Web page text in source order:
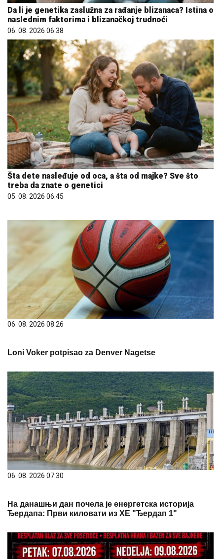
Da li je genetika zaslužna za rađanje blizanaca? Istina o
naslednim faktorima i blizanačkoj trudnoći
06. 08. 2026 06:38
Šta dete nasleđuje od oca, a šta od majke? Sve što
treba da znate o genetici
05. 08. 2026 06:45
06. 08. 2026 08:26
Loni Voker potpisao za Denver Nagetse
06. 08. 2026 07:30
На данашњи дан почела је енергетска историја
Ђердапа: Први киловати из ХЕ "Ђердап 1"